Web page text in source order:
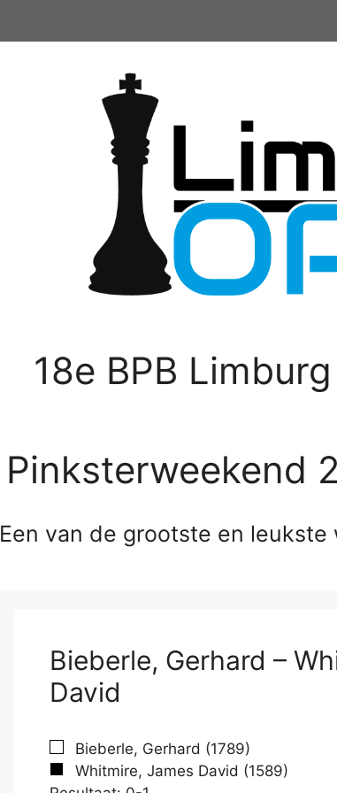
18e BPB
Pinksterweekend
Een van de grootste en
Bieberle, Gerhard –
David
Bieberle, Gerhard (1789)
Whitmire, James David (1589)